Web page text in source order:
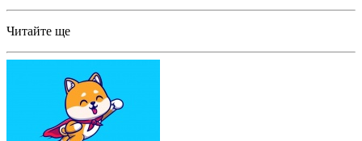
Читайте ще